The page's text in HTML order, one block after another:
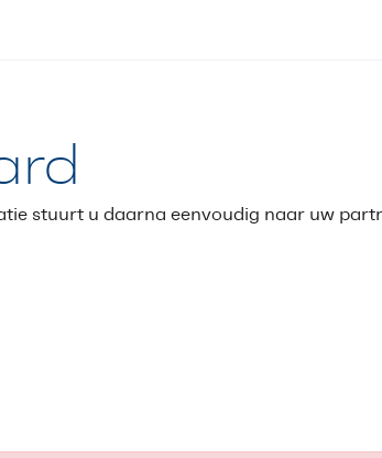
stuurt u daarna eenvoudig naar uw